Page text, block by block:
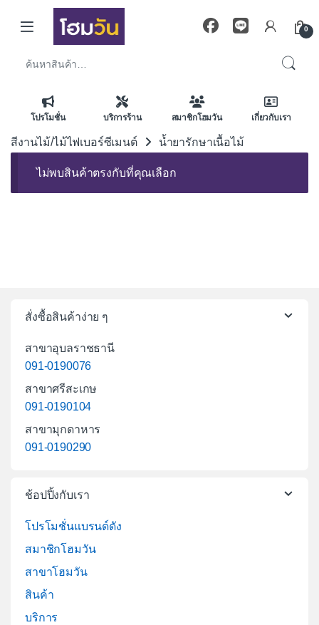
Skip to navigation
Skip to content
0
โปรโมชั่น บริการร้าน สมาชิกโฮมวัน เกี่ยวกับเรา
สีงานไม้/ไม้ไฟเบอร์ซีเมนต์ น้ำยารักษาเนื้อไม้
ไม่พบสินค้าตรงกับที่คุณเลือก
สั่งซื้อสินค้าง่าย ๆ
สาขาอุบลราชธานี
091-0190076
สาขาศรีสะเกษ
091-0190104
สาขามุกดาหาร
091-0190290
ช้อปปิ้งกับเรา
โปรโมชั่นแบรนด์ดัง
สมาชิกโฮมวัน
สาขาโฮมวัน
สินค้า
บริการ